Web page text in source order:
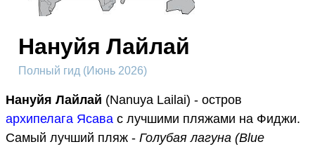
Нануйя Лайлай
Полный гид (Июнь 2026)
Нануйя Лайлай (Nanuya Lailai) - остров
архипелага Ясава с лучшими пляжами на Фиджи.
Самый лучший пляж - Голубая лагуна (Blue